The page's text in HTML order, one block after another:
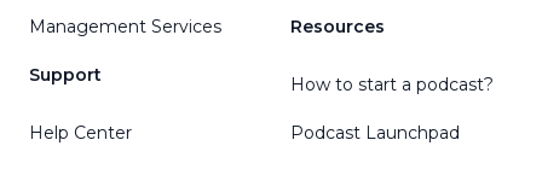
Management Services
Support
Help Center
Resources
How to start a podcast?
Podcast Launchpad